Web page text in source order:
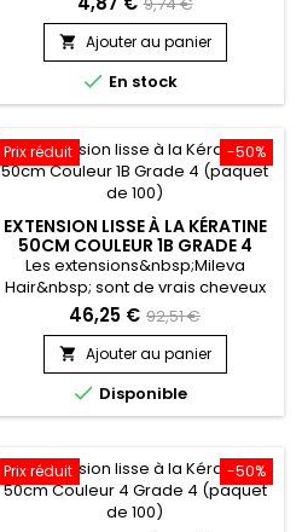
Butter Gel hydrate et donne
brillance grâce à sa formule à
base de Beantree (un liquide
naturel et clair dérivé de ricin et de
colza).&nbsp;&nbsp;Il permet de
contrôler les frisottis gênants, tout
en hydratant les cheveux.&nbsp;...
 Ajouter au panier
 En stock
-50%
Prix réduit
EXTENSION LISSE À LA KÉRATINE
50CM COULEUR 1B GRADE 4
(PAQUET DE 100)
Les extensions&nbsp;Mileva
Hair&nbsp; sont de vrais cheveux
naturels, indétectables, qui se
fondent parfaitement dans votre
chevelure, en augmentant son
volume ou sa longueur.&nbsp;
Très soyeux, &nbsp;très doux, ils
sont 100% rémy hair. &nbsp; Le
donne un look très naturel !
46,25 € 92,51 €
 Ajouter au panier
 Disponible
-50%
Prix réduit